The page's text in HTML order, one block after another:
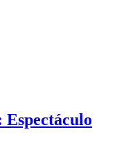
Espectáculo